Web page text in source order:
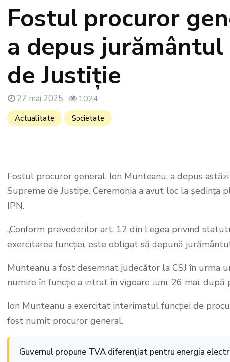
Fostul procuror
a depus
de Justiție
27 mai 2025 1024
Actualitate Societate
Fostul procuror general, Ion Munteanu, a depus
Supreme de Justiție. Ceremonia a avut loc la
IPN.
„Conform prevederilor art. 12 din Legea privind
exercitarea funcției, este obligat să depună
Munteanu a fost desemnat judecător la CSJ în urma
numire în funcție a intrat în vigoare luni, 26 mai, după
Ion Munteanu a exercitat interimatul funcției de
fost numit procuror general.
Guvernul propune TVA diferențiat pentru energia